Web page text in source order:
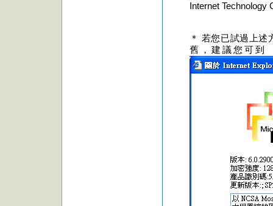
Internet Technology
＊ 若您已試過上
舊，建議您可到